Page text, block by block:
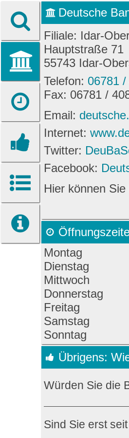
Deutsche
Filiale: Idar-
Hauptstraße 71
55743 Idar-
Telefon: 06781
Fax: 06781 /
Email:
Internet:
Twitter:
Facebook:
Hier können
Montag
Dienstag
Mittwoch
Donnerstag
Freitag
Samstag
Sonntag
Übrigens:
Würden Sie die
Sind Sie erst